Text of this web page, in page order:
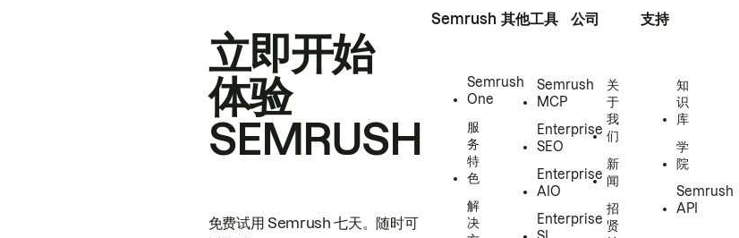
立即开始
体验
SEMRUSH
免费试用 Semrush 七天。随时可
Semrush
Semrush
One
服
务
特
色
解
决
其他工具
Semrush
MCP
Enterprise
SEO
Enterprise
AIO
Enterprise
公司
关
于
我
们
新
闻
招
贤
支持
知
识
库
学
院
Semrush
API